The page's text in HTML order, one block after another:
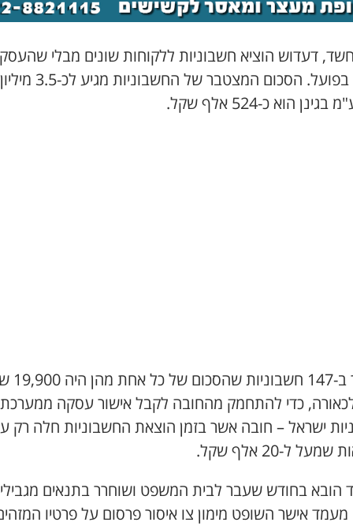
דעדוש הוציא חשבוניות ללקוחות שונים מבלי
בוצעו בפועל. הסכום המצטבר
הוא כ-524 אלף שקל.
מדובר ב-
כדי להתחמק מהחובה לקבל אישור עסקה ממערכת
ישראל – חובה אשר בזמן הוצאת החשבוניות חלה רק
ל-20 אלף שקל.
הובא בחודש שעבר לבית המשפט ושוחרר בתנאים
מעמד אישר השופט מימון צו איסור פרסום על פרטיו